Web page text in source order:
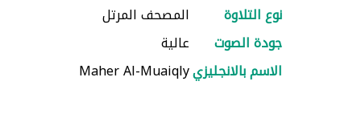
نوع التلاوة
المصحف المرتل
جودة الصوت
عالية
الاسم بالانجليزيMaher Al-Muaiqly